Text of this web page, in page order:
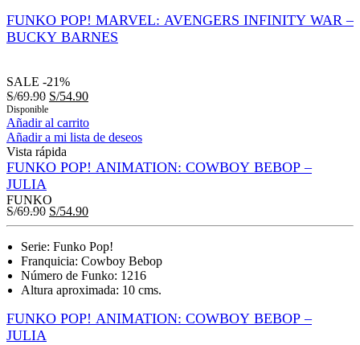
FUNKO POP! MARVEL: AVENGERS INFINITY WAR –
BUCKY BARNES
SALE -21%
S/69.90 S/54.90
Disponible
Añadir al carrito
Añadir a mi lista de deseos
Vista rápida
FUNKO POP! ANIMATION: COWBOY BEBOP –
JULIA
FUNKO
S/69.90 S/54.90
Serie: Funko Pop!
Franquicia: Cowboy Bebop
Número de Funko: 1216
Altura aproximada: 10 cms.
FUNKO POP! ANIMATION: COWBOY BEBOP –
JULIA